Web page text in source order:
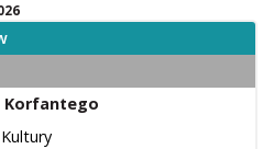
Korfantego